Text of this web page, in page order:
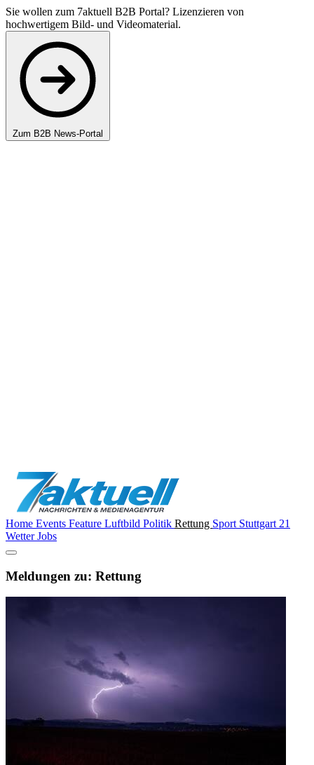
Sie wollen zum 7aktuell B2B Portal? Lizenzieren von
hochwertigem Bild- und Videomaterial.
Zum B2B News-Portal
Home Events Feature Luftbild Politik Rettung Sport Stuttgart 21
WetterJobs
Meldungen zu: Rettung